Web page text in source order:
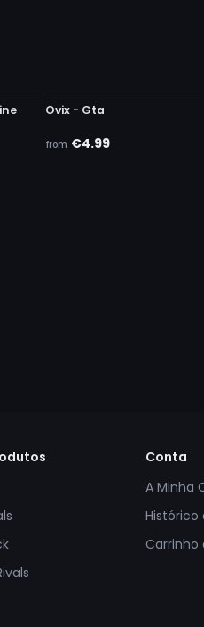
Ovix - Gta
from €4.99
Conta
A Minha
Histórico
Carrinho